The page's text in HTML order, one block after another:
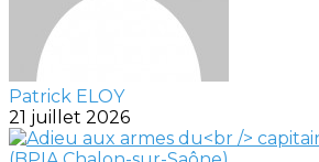
Patrick ELOY
21 juillet 2026